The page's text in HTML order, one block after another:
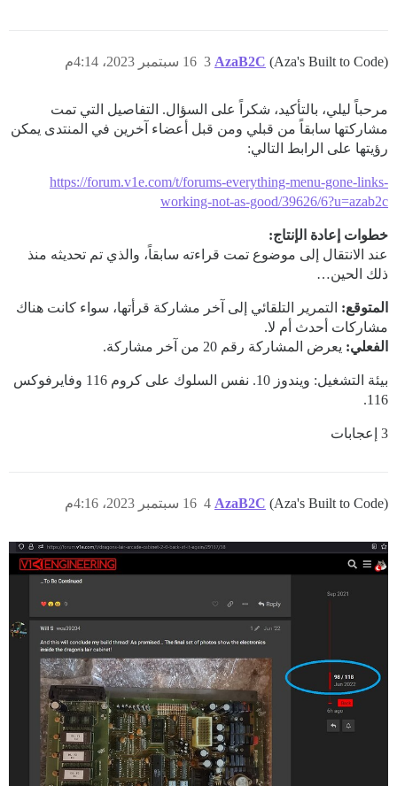
AzaB2C (Aza's Built to Code) 16 سبتمبر 2023، 4:14م 3
مرحباً ليلي، بالتأكيد، شكراً على السؤال. التفاصيل التي تمت
مشاركتها سابقاً من قبلي ومن قبل أعضاء آخرين في المنتدى يمكن
رؤيتها على الرابط التالي:
https://forum.v1e.com/t/forums-everything-menu-gone-links-
working-not-as-good/39626/6?u=azab2c
خطوات إعادة الإنتاج:
عند الانتقال إلى موضوع تمت قراءته سابقاً، والذي تم تحديثه منذ
ذلك الحين…
المتوقع: التمرير التلقائي إلى آخر مشاركة قرأتها، سواء كانت هناك
مشاركات أحدث أم لا.
الفعلي: يعرض المشاركة رقم 20 من آخر مشاركة.
بيئة التشغيل: ويندوز 10. نفس السلوك على كروم 116 وفايرفوكس
116.
3 إعجابات
AzaB2C (Aza's Built to Code) 16 سبتمبر 2023، 4:16م 4